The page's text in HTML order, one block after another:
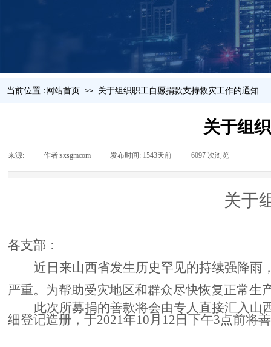
当前位置：网站首页 >> 关于组织职工自愿捐款支持救灾工作的通知
关于组
来源: 作者:sxsgmcom 发布时间: 1543天前 6097 次浏览
关于
各支部：
近日来山西省发生历史罕见的持续强降雨
严重。为帮助受灾地区和群众尽快恢复正常
此次所募捐的善款将会由专人直接汇入山
细登记造册，于2021年10月12日下午3点前将